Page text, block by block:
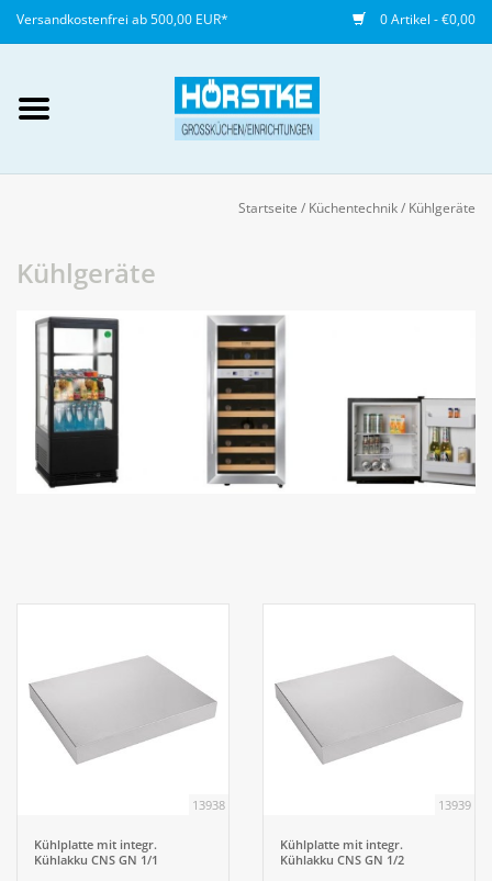
Versandkostenfrei ab 500,00 EUR* 0 Artikel - €0,00
anlegen
Gedeckter Tisch
Buffet
Fingerfood
Bar
Einrichtung
Küche
Startseite / Küchentechnik/ Kühlgeräte
Kühlgeräte
13938
Kühlplatte mit integr.
Kühlakku CNS GN 1/1
13939
Kühlplatte mit integr.
Kühlakku CNS GN 1/2